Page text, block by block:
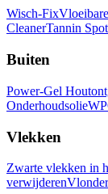
Wisch-Fix
CleanerTannin
Buiten
Power-Gel
Onderhoudsolie
Vlekken
Zwarte vlekken in
verwijderen